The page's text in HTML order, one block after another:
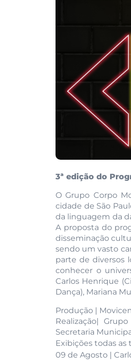
3ª edição do
O Grupo Corpo
cidade de São
da linguagem da
A proposta do
disseminação
sendo um vasto
parte de diversos
conhecer o
Carlos Henrique
Dança), Mariana
Produção |
Realização|
Secretaria
Exibições todas as
09 de Agosto |